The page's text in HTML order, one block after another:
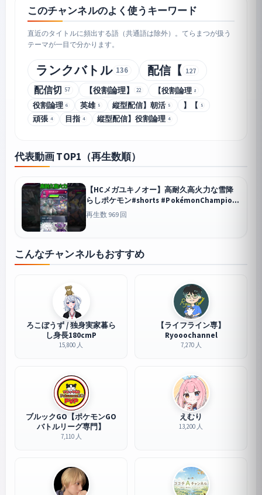
このチャンネルのよく使うキーワード
直近のタイトルに頻出する語（共通語は除外）。てらまつが扱う
テーマが一目で分かります。
ランクバトル 136 配信【 127
配信切 57 【役割論理】 22 【役割論理 8
役割論理 6 英雄 5 縦型配信】朝活 5 】【 5
頑張 4 目指 4 縦型配信】役割論理 4
代表動画 TOP1（再生数順）
【HCメガユキノオー】高耐久高火力な雪降
らしポケモン#shorts #PokémonChampions
#ポケチャン
再生数 969 回
こんなチャンネルもおすすめ
ろこぼうず / 独身実家暮ら
し身長180cmP
15,800 人
【ライフライン専】
Ryooochannel
7,270 人
ブルックGO【ポケモンGO
バトルリーグ専門】
7,110 人
えむり
13,200 人